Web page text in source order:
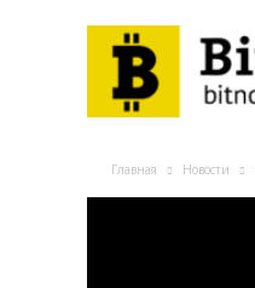
Главная Новости